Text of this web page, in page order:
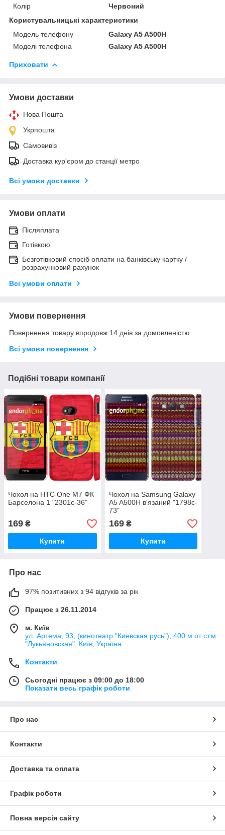
Колір
Червоний
Користувальницькі характеристики
Модель телефону
Galaxy A5 A500H
Моделі телефона
Galaxy A5 A500H
Приховати
Умови доставки
Нова Пошта
Укрпошта
Самовивіз
Доставка кур'єром до станції метро
Всі умови доставки
Умови оплати
Післяплата
Готівкою
Безготівковий спосіб оплати на банківську картку /
розрахунковий рахунок
Всі умови оплати
Умови повернення
Повернення товару впродовж 14 днів за домовленістю
Всі умови повернення
Подібні товари компанії
Чохол на HTC One M7 ФК
Барселона 1 "2301c-36"
169 ₴
Купити
Чохол на Samsung Galaxy
A5 A500H в'язаний "1798c-
73"
169₴
Купити
Про нас
97% позитивних з 94 відгуків за рік
Працює з 26.11.2014
м. Київ
ул. Артема, 93, (кинотеатр "Киевская русь"), 400 м от ст.м
"Лукьяновская", Київ, Україна
Контакти
Сьогодні працює з 09:00 до 18:00
Показати весь графік роботи
Про нас
Контакти
Доставка та оплата
Графік роботи
Повна версія сайту